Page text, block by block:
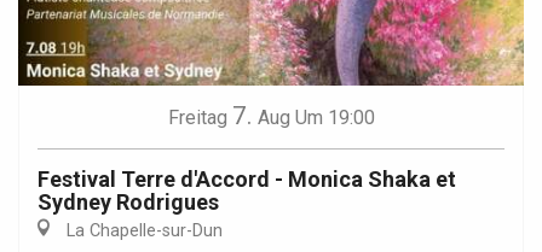
Freitag 7. Aug Um 19:00
Festival Terre d'Accord - Monica Shaka et
Sydney Rodrigues
La Chapelle-sur-Dun